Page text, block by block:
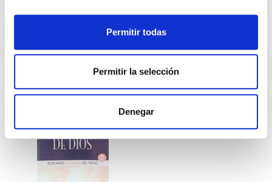
Permitir todas
Permitir la selección
Denegar
Otros títulos del autor